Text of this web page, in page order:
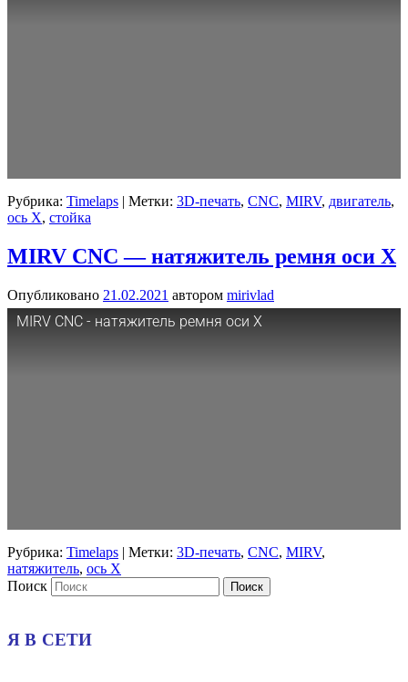
Рубрика: Timelaps | Метки: 3D-печать, CNC, MIRV, двигатель,
ось X, стойка
MIRV CNC — натяжитель ремня оси X
Опубликовано 21.02.2021 автором mirivlad
MIRV CNC - натяжитель ремня оси X
Рубрика: Timelaps | Метки: 3D-печать, CNC, MIRV,
натяжитель, ось X
Поиск
Я В СЕТИ